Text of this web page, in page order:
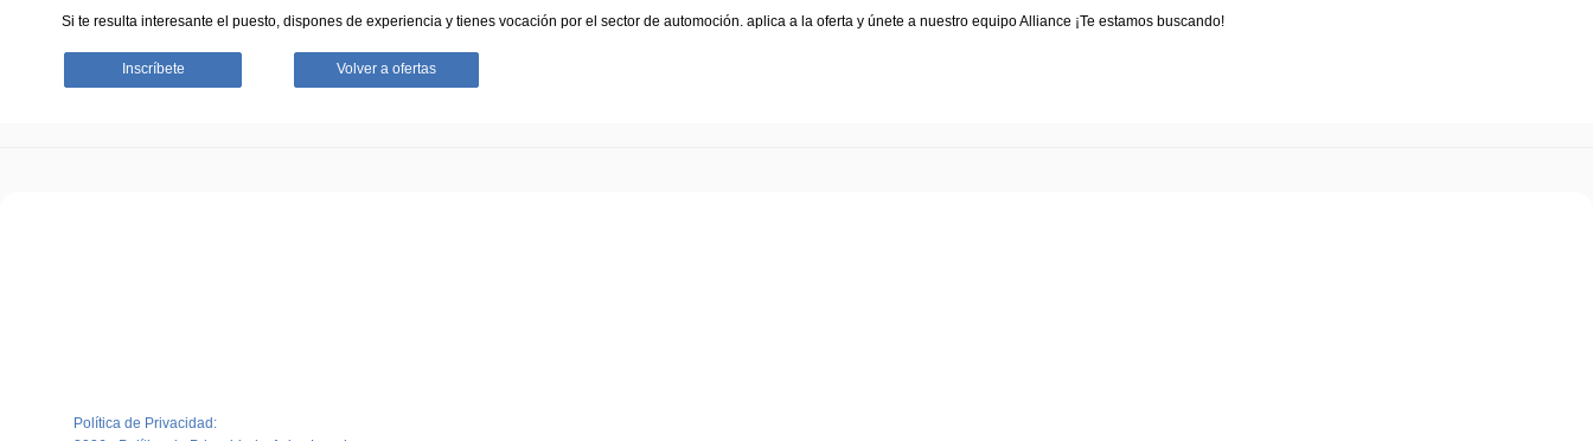
Si te resulta interesante el puesto, dispones de experiencia y tienes vocación por el sector de automoción. aplica a la oferta y únete a nuestro equipo Alliance ¡Te estamos buscando!
Inscríbete Volver a ofertas
Política de Privacidad: